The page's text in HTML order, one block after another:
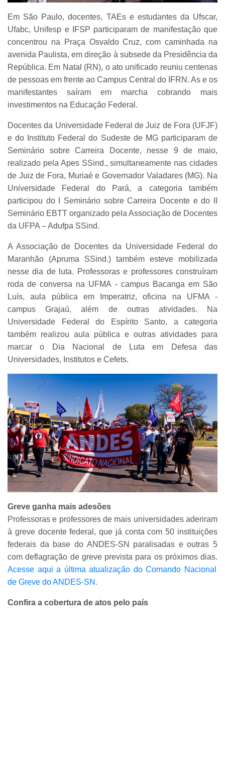
Em São Paulo, docentes, TAEs e estudantes da Ufscar,
Ufabc, Unifesp e IFSP participaram de manifestação que
concentrou na Praça Osvaldo Cruz, com caminhada na
avenida Paulista, em direção à subsede da Presidência da
República. Em Natal (RN), o ato unificado reuniu centenas
de pessoas em frente ao Campus Central do IFRN. As e os
manifestantes saíram em marcha cobrando mais
investimentos na Educação Federal.
Docentes da Universidade Federal de Juiz de Fora (UFJF)
e do Instituto Federal do Sudeste de MG participaram de
Seminário sobre Carreira Docente, nesse 9 de maio,
realizado pela Apes SSind., simultaneamente nas cidades
de Juiz de Fora, Muriaé e Governador Valadares (MG). Na
Universidade Federal do Pará, a categoria também
participou do I Seminário sobre Carreira Docente e do II
Seminário EBTT organizado pela Associação de Docentes
da UFPA – Adufpa SSind.
A Associação de Docentes da Universidade Federal do
Maranhão (Apruma SSind.) também esteve mobilizada
nesse dia de luta. Professoras e professores construíram
roda de conversa na UFMA - campus Bacanga em São
Luís, aula pública em Imperatriz, oficina na UFMA -
campus Grajaú, além de outras atividades. Na
Universidade Federal do Espírito Santo, a categoria
também realizou aula pública e outras atividades para
marcar o Dia Nacional de Luta em Defesa das
Universidades, Institutos e Cefets.
Greve ganha mais adesões
Professoras e professores de mais universidades aderiram
à greve docente federal, que já conta com 50 instituições
federais da base do ANDES-SN paralisadas e outras 5
com deflagração de greve prevista para os próximos dias.
Acesse aqui a última atualização do Comando Nacional
de Greve do ANDES-SN.
Confira a cobertura de atos pelo país